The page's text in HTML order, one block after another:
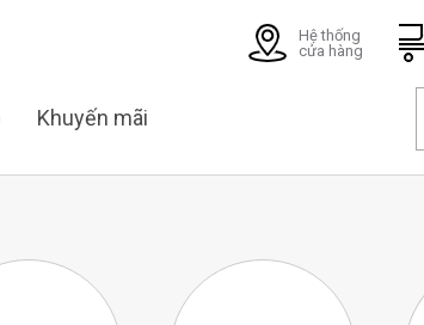
Hệ thống
cửa hàng
Khuyến mãi